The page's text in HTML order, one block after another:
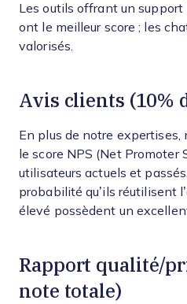
Les outils offrant un support
ont le meilleur score ; les
valorisés.
Avis clients (10%
En plus de notre expertises,
le score NPS (Net Promoter
utilisateurs actuels et
probabilité qu’ils réutilisent
élevé possèdent un
Rapport qualité/
note totale)